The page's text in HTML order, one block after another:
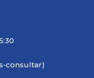
consultar)